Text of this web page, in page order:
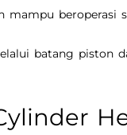
beroperasi
batang piston